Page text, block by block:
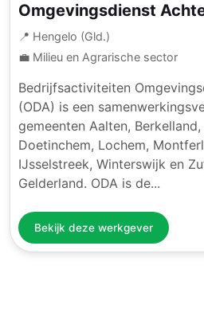
Omgevingsdienst
📍 Hengelo (Gld.)
💼 Milieu en Agrarische sector
Bedrijfsactiviteiten
(ODA) is een
gemeenten Aalten,
Doetinchem, Lochem,
IJsselstreek, Winterswijk en
Gelderland. ODA is de...
Bekijk deze werkgever